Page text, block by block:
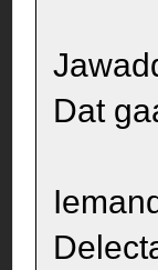
Dat